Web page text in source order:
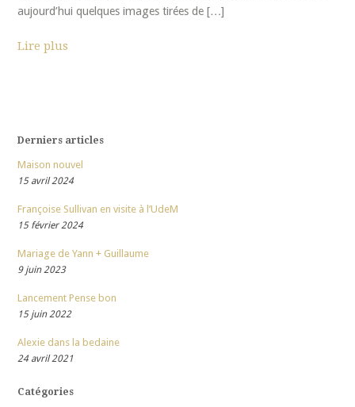
aujourd’hui quelques images tirées de […]
Lire plus
Derniers articles
Maison nouvel
15 avril 2024
Françoise Sullivan en visite à l’UdeM
15 février 2024
Mariage de Yann + Guillaume
9 juin 2023
Lancement Pense bon
15 juin 2022
Alexie dans la bedaine
24 avril 2021
Catégories